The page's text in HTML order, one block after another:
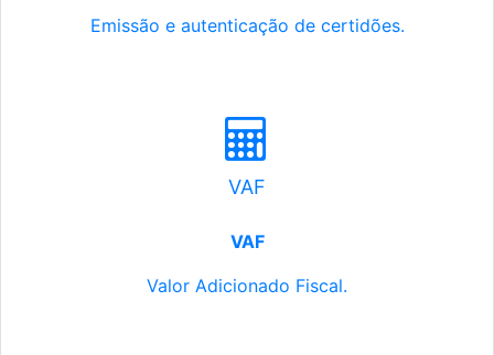
Emissão e autenticação de certidões.
VAF
VAF
Valor Adicionado Fiscal.